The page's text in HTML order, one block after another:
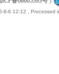
8-6 12:12 , Processed